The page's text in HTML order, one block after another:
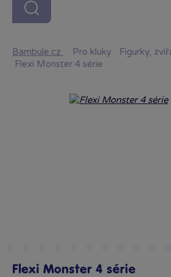
LEGO®
Baby Značky
Bambule.cz · Pro kluky · Figurky,
Flexi Monster 4 série
Flexi Monster 4 série